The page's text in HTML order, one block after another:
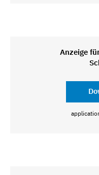
Anzeige